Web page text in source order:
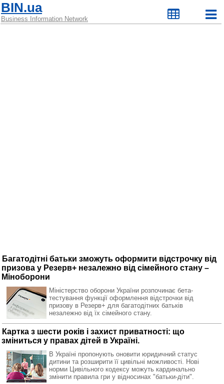
BIN.ua
Business Information Network
Багатодітні батьки зможуть оформити відстрочку від
призова у Резерв+ незалежно від сімейного стану –
Міноборони
Міністерство оборони України розпочинає бета-
тестування функції оформлення відстрочки від
призову в Резерв+ для багатодітних батьків
незалежно від їх сімейного стану.
Картка з шести років і захист приватності: що
зміниться у правах дітей в Україні.
В Україні пропонують оновити юридичний статус
дитини та розширити її цивільні можливості. Нові
норми Цивільного кодексу можуть кардинально
змінити правила гри у відносинах "батьки-діти".